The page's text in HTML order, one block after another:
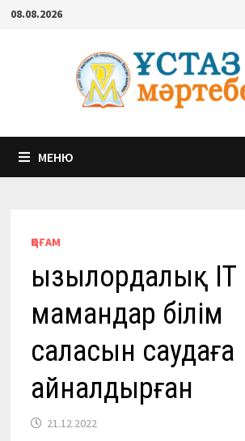
Перейти
содержимому
08.08.2026
МЕНЮ
ҚОҒАМ
Қызылордалық IT
мамандар білім
саласын саудаға
айналдырған
21.12.2022